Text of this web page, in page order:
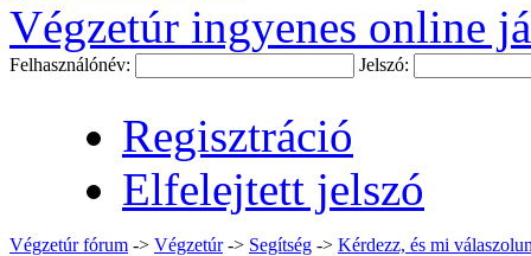
Végzetúr ingyenes online
Felhasználónév: Jelszó:
Regisztráció
Elfelejtett jelszó
Végzetúr fórum -> Végzetúr-> Segítség -> Kérdezz, és mi